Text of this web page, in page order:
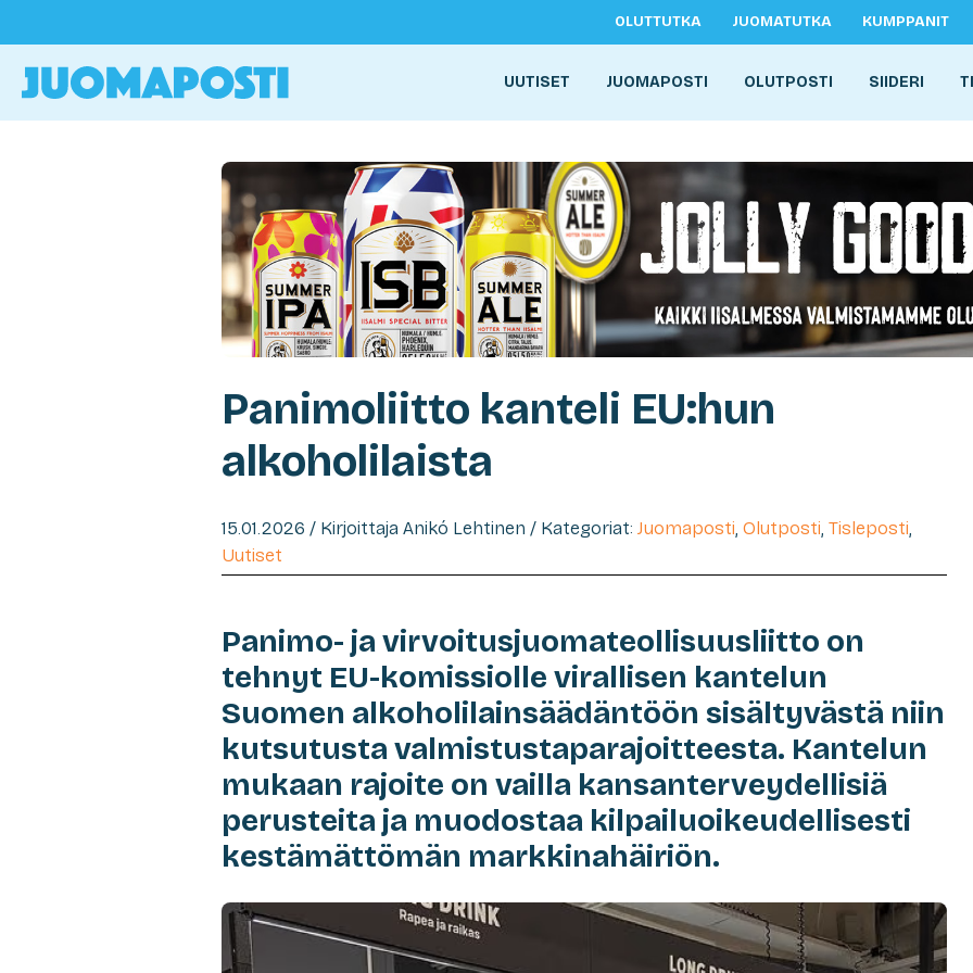
OLUTTUTKA JUOMATUTKA KUMPPANIT
UUTISET JUOMAPOSTI OLUTPOSTI SIIDERI
Panimoliitto kanteli EU:hun
alkoholilaista
15.01.2026 / Kirjoittaja Anikó Lehtinen / Kategoriat: Juomaposti, Olutposti, Tisleposti,
Uutiset
Panimo- ja virvoitusjuomateollisuusliitto on
tehnyt EU-komissiolle virallisen kantelun
Suomen alkoholilainsäädäntöön sisältyvästä niin
kutsutusta valmistustaparajoitteesta. Kantelun
mukaan rajoite on vailla kansanterveydellisiä
perusteita ja muodostaa kilpailuoikeudellisesti
kestämättömän markkinahäiriön.